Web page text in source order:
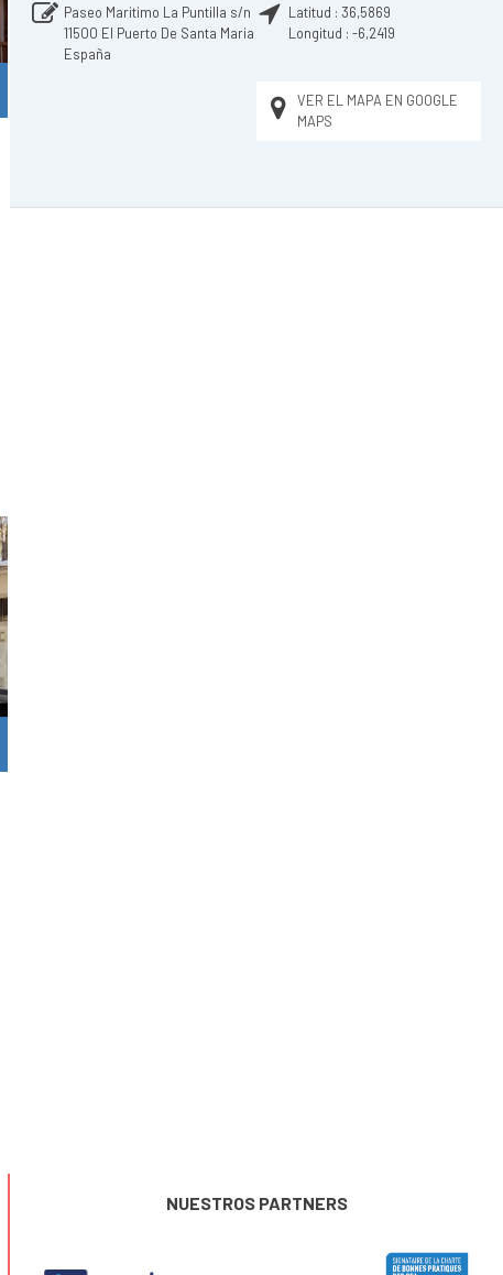
Paseo Maritimo La Puntilla s/n
11500 El Puerto De Santa Maria
España
Latitud : 36,5869
Longitud : -6,2419
VER EL MAPA EN GOOGLE
MAPS
NUESTROS PARTNERS